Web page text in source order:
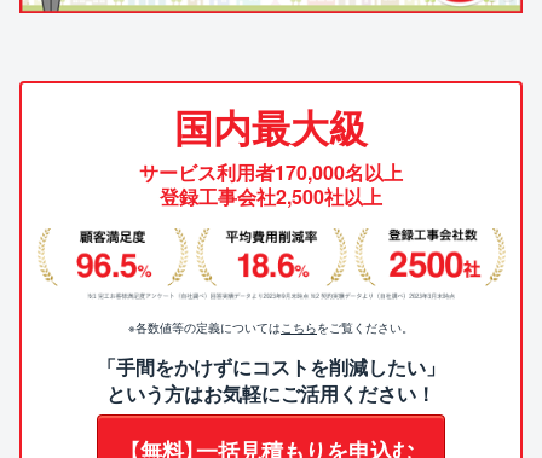
国内最大級
サービス利用者170,000名以上
登録工事会社2,500社以上
※各数値等の定義については こちらをご覧ください。
「手間をかけずにコストを削減したい」
という方はお気軽にご活用ください！
【無料】一括見積もりを申込む